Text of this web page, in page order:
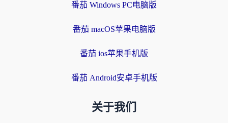
番茄 Windows PC电脑版
番茄 macOS苹果电脑版
番茄 ios苹果手机版
番茄 Android安卓手机版
关于我们